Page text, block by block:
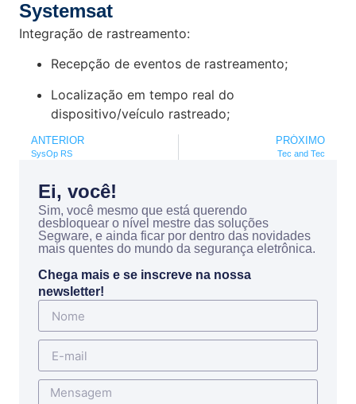
Systemsat
Integração de rastreamento:
Recepção de eventos de rastreamento;
Localização em tempo real do
dispositivo/veículo rastreado;
ANTERIOR
SysOp RS
PRÓXIMO
Tec and Tec
Ei, você!
Sim, você mesmo que está querendo
desbloquear o nível mestre das soluções
Segware, e ainda ficar por dentro das novidades
mais quentes do mundo da segurança eletrônica.
Chega mais e se inscreve na nossa
newsletter!